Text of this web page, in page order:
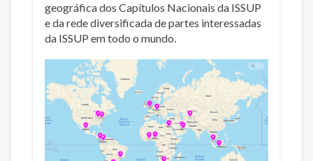
geográfica dos Capítulos Nacionais da ISSUP
e da rede diversificada de partes interessadas
da ISSUP em todo o mundo.